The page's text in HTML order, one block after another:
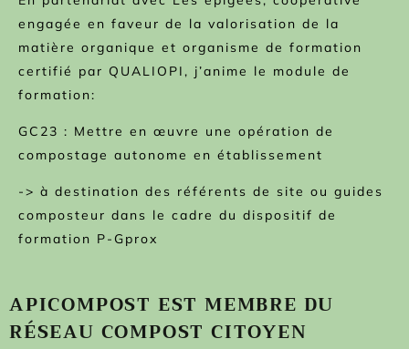
engagée en faveur de la valorisation de la
matière organique et organisme de formation
certifié par QUALIOPI, j’anime le module de
formation:
GC23 : Mettre en œuvre une opération de
compostage autonome en établissement
-> à destination des référents de site ou guides
composteur dans le cadre du dispositif de
formation P-Gprox
APICOMPOST EST MEMBRE DU
RÉSEAU COMPOST CITOYEN